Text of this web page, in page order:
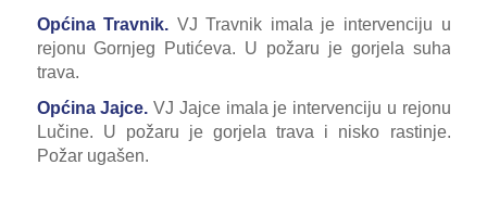
Općina Travnik. VJ Travnik imala je intervenciju u
rejonu Gornjeg Putićeva. U požaru je gorjela suha
trava.
Općina Jajce. VJ Jajce imala je intervenciju u rejonu
Lučine. U požaru je gorjela trava i nisko rastinje.
Požar ugašen.